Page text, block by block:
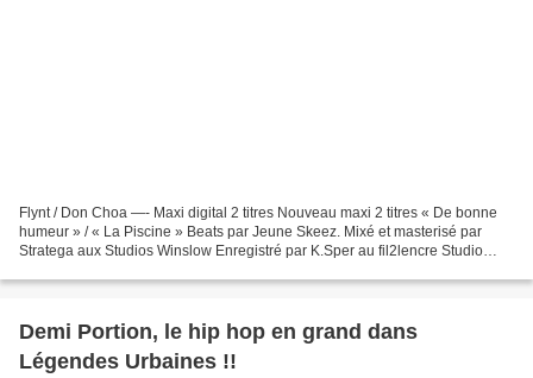
Flynt / Don Choa —- Maxi digital 2 titres Nouveau maxi 2 titres « De bonne
humeur » / « La Piscine » Beats par Jeune Skeez. Mixé et masterisé par
Stratega aux Studios Winslow Enregistré par K.Sper au fil2lencre Studio
Demi Portion, le hip hop en grand dans
Légendes Urbaines !!